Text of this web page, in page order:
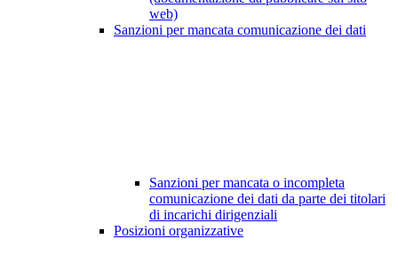
web)
Sanzioni per mancata comunicazione dei dati
Sanzioni per mancata o incompleta
comunicazione dei dati da parte dei titolari
di incarichi dirigenziali
Posizioni organizzative